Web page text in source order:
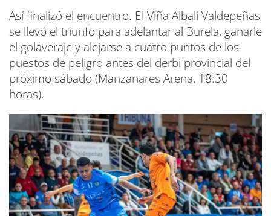
Así finalizó el encuentro. El Viña Albali Valdepeñas
se llevó el triunfo para adelantar al Burela, ganarle
el golaveraje y alejarse a cuatro puntos de los
puestos de peligro antes del derbi provincial del
próximo sábado (Manzanares Arena, 18:30
horas).